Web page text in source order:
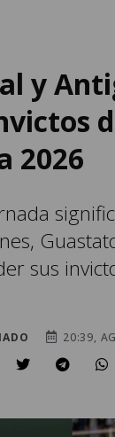
y
2026
sus
20:39,